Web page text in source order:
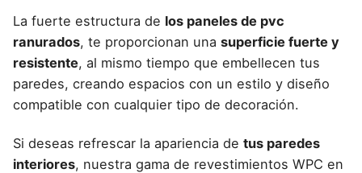
La fuerte estructura de los paneles de pvc
ranurados, te proporcionan una superficie fuerte y
resistente, al mismo tiempo que embellecen tus
paredes, creando espacios con un estilo y diseño
compatible con cualquier tipo de decoración.
Si deseas refrescar la apariencia de tus paredes
interiores, nuestra gama de revestimientos WPC en